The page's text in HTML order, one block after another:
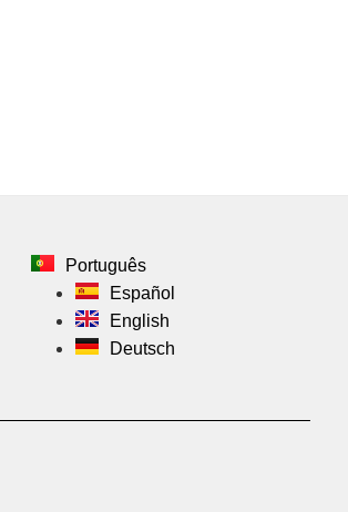
Português
Español
English
Deutsch